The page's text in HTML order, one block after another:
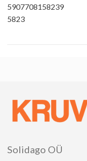
5907708158239
5823
Solidago OÜ